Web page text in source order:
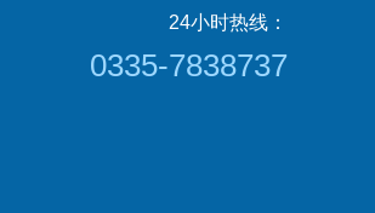
24小时热线：
0335-7838737